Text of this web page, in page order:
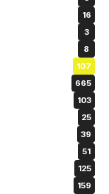
16
3
8
107
665
103
25
39
51
125
159